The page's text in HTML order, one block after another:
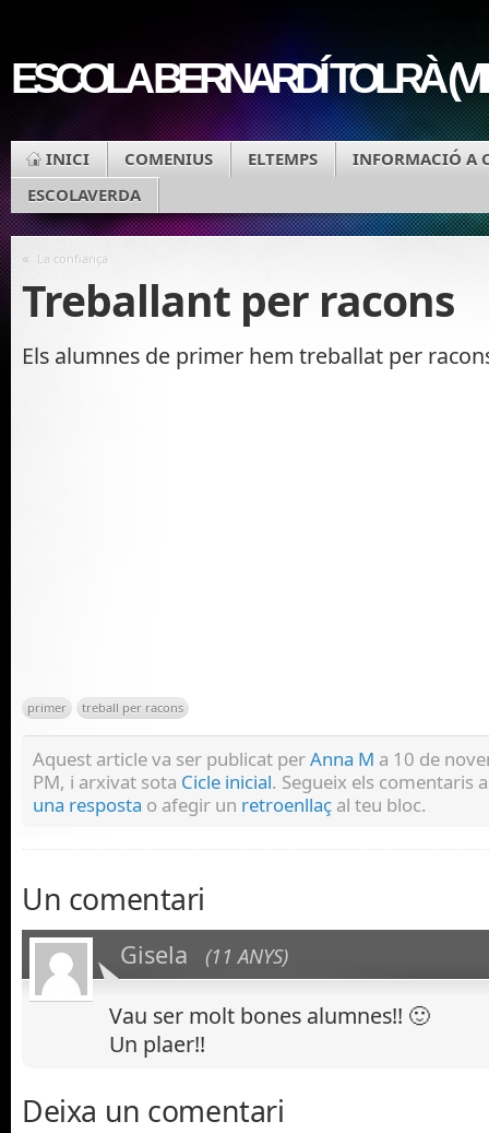
ESCOLA BERNARDÍ TOLRÀ
INICI COMENIUS ELTEMPS
INFORMACIÓ A
ESCOLAVERDA
« La confiança
Treballant per racons
Els alumnes de primer hem treballat per
primer treball per racons
Aquest article va ser publicat perAnna M a 10 de
PM, i arxivat sota Cicle inicial. Segueix els comentaris
una resposta o afegir un retroenllaç al teu bloc.
Un comentari
Gisela (11 ANYS)
Vau ser molt bones alumnes!! 🙂
Un plaer!!
Deixa un comentari